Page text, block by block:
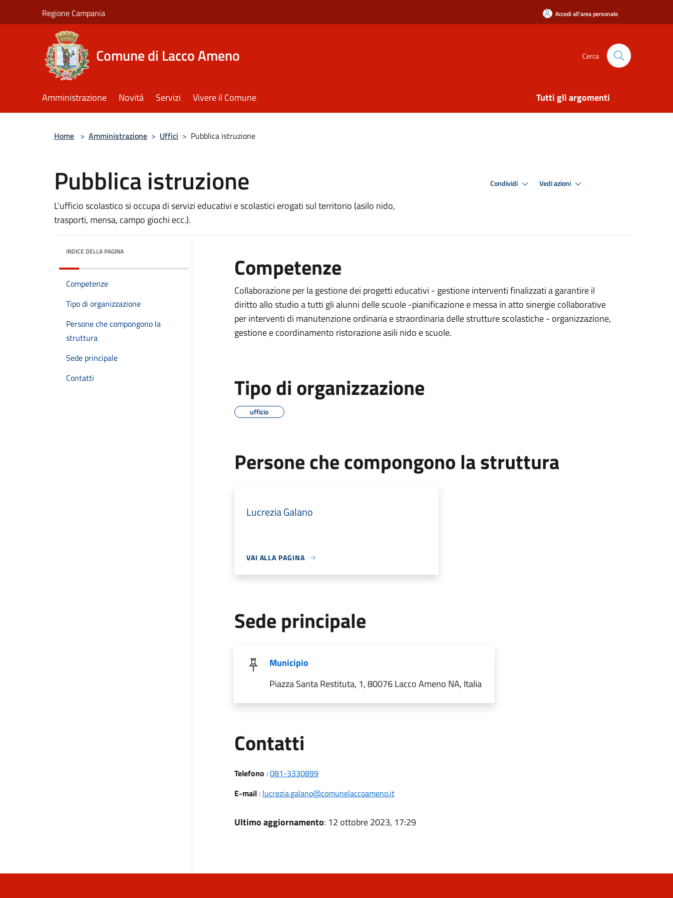
Regione Campania Accedi all'area personale
Comune di Lacco Ameno Cerca
Amministrazione Novità Servizi Vivere il Comune Tutti gli argomenti
Home > Amministrazione > Uffici > Pubblica istruzione
Pubblica istruzione
L’ufficio scolastico si occupa di servizi educativi e scolastici erogati sul territorio (asilo nido,
trasporti, mensa, campo giochi ecc.).
Condividi Vedi azioni
INDICE DELLA PAGINA
Competenze
Tipo di organizzazione
Persone che compongono la
struttura
Sede principale
Contatti
Competenze
Collaborazione per la gestione dei progetti educativi - gestione interventi finalizzati a garantire il
diritto allo studio a tutti gli alunni delle scuole -pianificazione e messa in atto sinergie collaborative
per interventi di manutenzione ordinaria e straordinaria delle strutture scolastiche - organizzazione,
gestione e coordinamento ristorazione asili nido e scuole.
Tipo di organizzazione
ufficio
Persone che compongono la struttura
Lucrezia Galano
VAI ALLA PAGINA
Sede principale
Municipio
Piazza Santa Restituta, 1, 80076 Lacco Ameno NA, Italia
Contatti
Telefono :081-3330899
E-mail: lucrezia.galano@comunelaccoameno.it
Ultimo aggiornamento: 12 ottobre 2023, 17:29